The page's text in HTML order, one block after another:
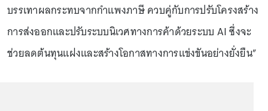
บรรเทาผลกระทบจากกำแพงภาษี ควบคู่กับการปรับโครงสร้าง
การส่งออกและปรับระบบนิเวศทางการค้าด้วยระบบ AI ซึ่งจะ
ช่วยลดต้นทุนแฝงและสร้างโอกาสทางการแข่งขันอย่างยั่งยืน”